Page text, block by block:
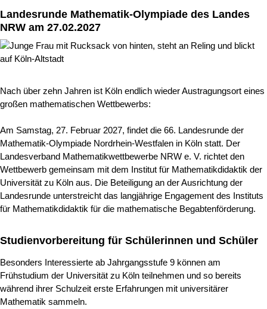
Landesrunde Mathematik-Olympiade des Landes
NRW am 27.02.2027
Nach über zehn Jahren ist Köln endlich wieder Austragungsort eines
großen mathematischen Wettbewerbs:
Am Samstag, 27. Februar 2027, findet die 66. Landesrunde der
Mathematik-Olympiade Nordrhein-Westfalen in Köln statt. Der
Landesverband Mathematikwettbewerbe NRW e. V. richtet den
Wettbewerb gemeinsam mit dem Institut für Mathematikdidaktik der
Universität zu Köln aus. Die Beteiligung an der Ausrichtung der
Landesrunde unterstreicht das langjährige Engagement des Instituts
für Mathematikdidaktik für die mathematische Begabtenförderung.
Studienvorbereitung für Schülerinnen und Schüler
Besonders Interessierte ab Jahrgangsstufe 9 können am
Frühstudium der Universität zu Köln teilnehmen und so bereits
während ihrer Schulzeit erste Erfahrungen mit universitärer
Mathematik sammeln.